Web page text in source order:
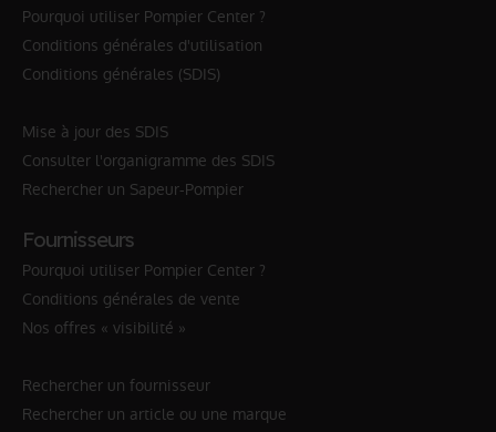
Pourquoi utiliser Pompier Center ?
Conditions générales d'utilisation
Conditions générales (SDIS)
Mise à jour des SDIS
Consulter l'organigramme des SDIS
Rechercher un Sapeur-Pompier
Fournisseurs
Pourquoi utiliser Pompier Center ?
Conditions générales de vente
Nos offres « visibilité »
Rechercher un fournisseur
Rechercher un article ou une marque